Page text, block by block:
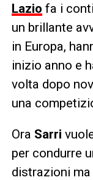
Lazio fa i
un brillante
in Europa,
inizio anno e
volta dopo
una
Ora Sarri
per condurre
distrazioni